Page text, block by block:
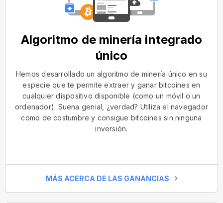
Algoritmo de minería integrado
único
Hemos desarrollado un algoritmo de minería único en su
especie que te permite extraer y ganar bitcoines en
cualquier dispositivo disponible (como un móvil o un
ordenador). Suena genial, ¿verdad? Utiliza el navegador
como de costumbre y consigue bitcoines sin ninguna
inversión.
MÁS ACERCA DE LAS GANANCIAS